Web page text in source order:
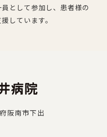
として参加し、患者様の
しています。
阪南市下出